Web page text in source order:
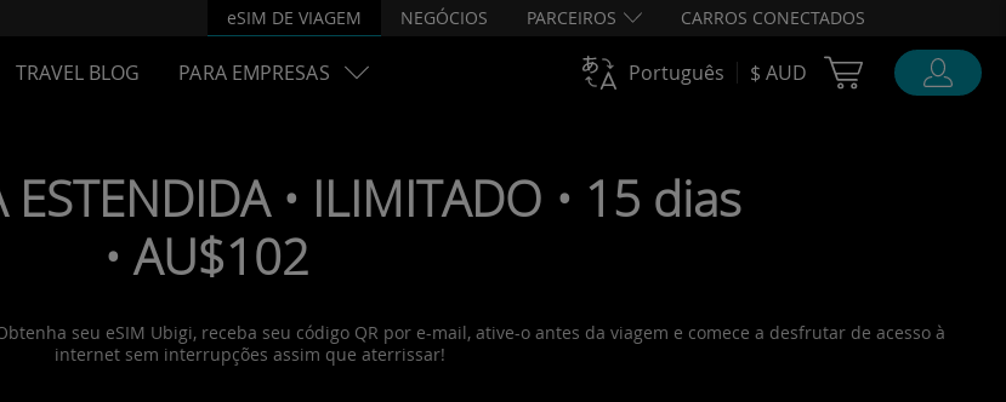
eSIM DE VIAGEM NEGÓCIOS PARCEIROS CARROS CONECTADOS
TRAVEL BLOG PARA EMPRESAS Português $ AUD Cart Ubigi
ESTENDIDA • ILIMITADO • 15 dias
• AU$102
seu eSIM Ubigi, receba seu código QR por e-mail, ative-o antes da viagem e comece a desfrutar de acesso à
internet sem interrupções assim que aterrissar!